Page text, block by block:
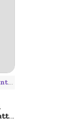
ฟนตาซี